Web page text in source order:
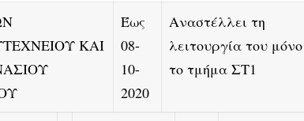
ΚΑΙ
Έως
08-
10-
2020
Αναστέλλει τη
λειτουργία του μόνο
το τμήμα ΣΤ1